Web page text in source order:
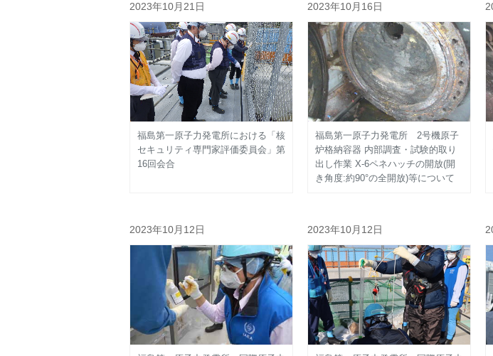
2023年10月21日
福島第一原子力発電所における「核
セキュリティ専門家評価委員会」第
16回会合
2023年10月16日
福島第一原子力発電所 2号機原子
炉格納容器 内部調査・試験的取り
出し作業 X-6ペネハッチの開放(開
き角度:約90°の全開放)等について
2023年10月12日 2023年10月12日